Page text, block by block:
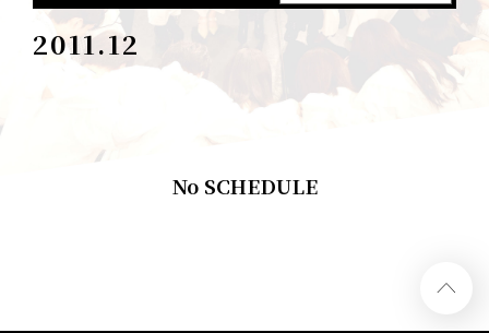
2011.12
No SCHEDULE